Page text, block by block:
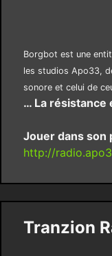
Borgbot est une
les studios Apo33,
sonore et celui de
… La résistance
Jouer dans son
http://
Tranzion